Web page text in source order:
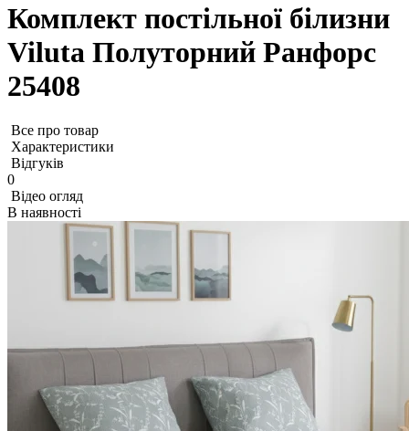
Комплект постільної білизни
Viluta Полуторний Ранфорс
25408
Все про товар
Характеристики
Відгуків
0
Відео огляд
В наявності